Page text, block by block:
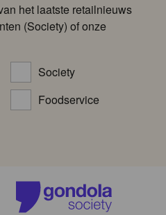
het laatste retailnieuws
(Society) of onze
Society
Foodservice